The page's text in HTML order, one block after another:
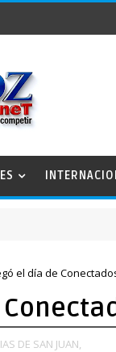
el día de
DE SAN JUAN,